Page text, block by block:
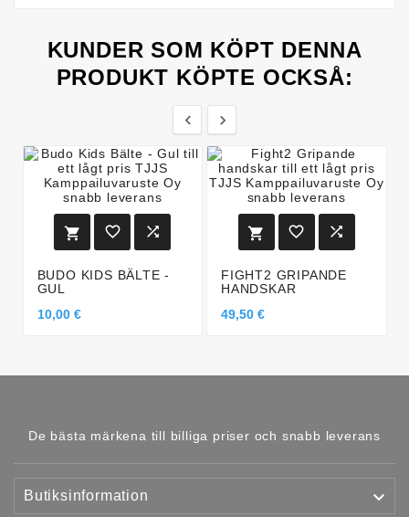
KUNDER SOM KÖPT DENNA
PRODUKT KÖPTE OCKSÅ:
 
  
BUDO KIDS BÄLTE -
GUL
10,00 €
  
FIGHT2 GRIPANDE
HANDSKAR
49,50 €
De bästa märkena till billiga priser och snabb leverans
Butiksinformation 